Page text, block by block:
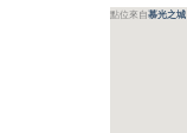
點位來自慕光之城